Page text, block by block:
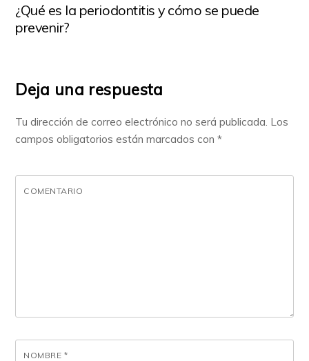
¿Qué es la periodontitis y cómo se puede
prevenir?
Deja una respuesta
Tu dirección de correo electrónico no será publicada. Los
campos obligatorios están marcados con*
COMENTARIO
NOMBRE *